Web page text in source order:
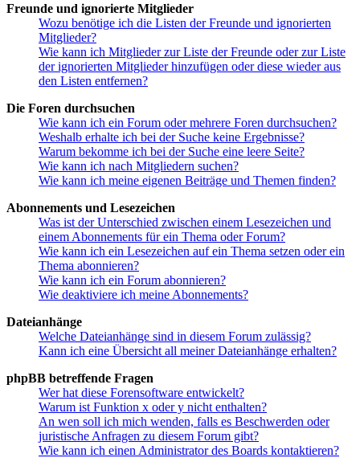
Freunde und ignorierte Mitglieder
Wozu benötige ich die Listen der Freunde und ignorierten
Mitglieder?
Wie kann ich Mitglieder zur Liste der Freunde oder zur Liste
der ignorierten Mitglieder hinzufügen oder diese wieder aus
den Listen entfernen?
Die Foren durchsuchen
Wie kann ich ein Forum oder mehrere Foren durchsuchen?
Weshalb erhalte ich bei der Suche keine Ergebnisse?
Warum bekomme ich bei der Suche eine leere Seite?
Wie kann ich nach Mitgliedern suchen?
Wie kann ich meine eigenen Beiträge und Themen finden?
Abonnements und Lesezeichen
Was ist der Unterschied zwischen einem Lesezeichen und
einem Abonnements für ein Thema oder Forum?
Wie kann ich ein Lesezeichen auf ein Thema setzen oder ein
Thema abonnieren?
Wie kann ich ein Forum abonnieren?
Wie deaktiviere ich meine Abonnements?
Dateianhänge
Welche Dateianhänge sind in diesem Forum zulässig?
Kann ich eine Übersicht all meiner Dateianhänge erhalten?
phpBB betreffende Fragen
Wer hat diese Forensoftware entwickelt?
Warum ist Funktion x oder y nicht enthalten?
An wen soll ich mich wenden, falls es Beschwerden oder
juristische Anfragen zu diesem Forum gibt?
Wie kann ich einen Administrator des Boards kontaktieren?